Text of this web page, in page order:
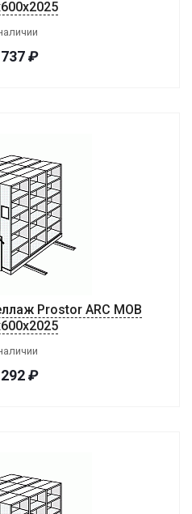
₽
Prostor ARC MOB
₽